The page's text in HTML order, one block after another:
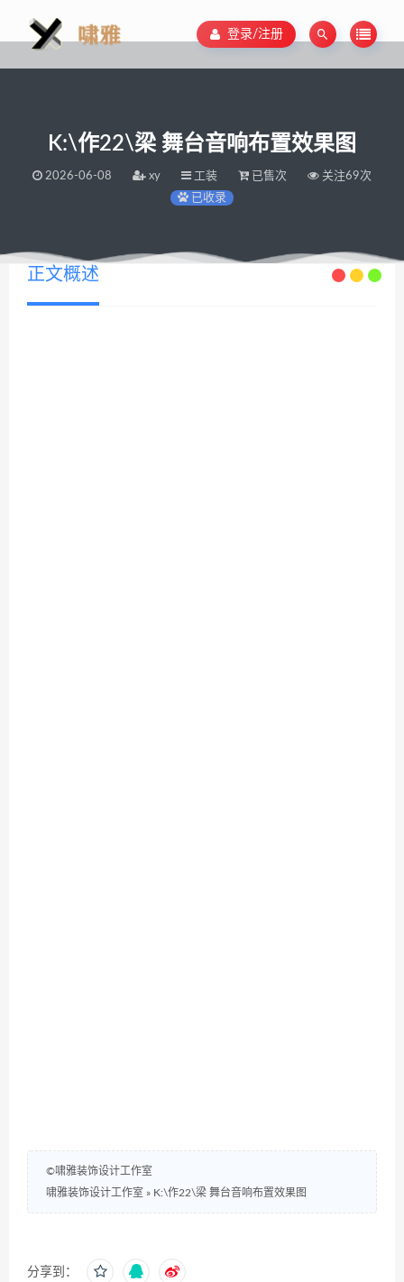
登录/注册
K:\作22\梁 舞台音响布置效果图
2026-06-08 xy 工装 已售次
关注69次
已收录
正文概述
©啸雅装饰设计工作室
啸雅装饰设计工作室 » K:\作22\梁 舞台音响布置效果图
分享到：